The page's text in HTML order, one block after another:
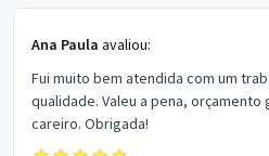
Ana Paula avaliou:
Fui muito bem atendida com um
qualidade. Valeu a pena, orçamento
careiro. Obrigada!